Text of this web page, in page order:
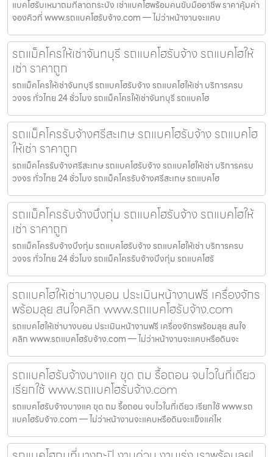
แบคโฮรับเหมาถมที่ลาดกระบัง เช่าแบคโฮพร้อมคนขับมืออาชีพ ราคาคุ้มค่า
จองคิวที่ www.รถแบคโฮรับจ้าง.com — ไม่ว่าหน้างานจะแคบ
รถแม็คโครให้เช่าจันทบุรี รถแบคโฮรับจ้าง รถแบคโฮให้
เช่า ราคาถูก
รถแม็คโครให้เช่าจันทบุรี รถแบคโฮรับจ้าง รถแบคโฮให้เช่า บริการครบ
วงจร ทั่วไทย 24 ชั่วโมง รถแม็คโครให้เช่าจันทบุรี รถแบคโฮ
รถแม็คโครรับจ้างศรีสะเกษ รถแบคโฮรับจ้าง รถแบคโฮ
ให้เช่า ราคาถูก
รถแม็คโครรับจ้างศรีสะเกษ รถแบคโฮรับจ้าง รถแบคโฮให้เช่า บริการครบ
วงจร ทั่วไทย 24 ชั่วโมง รถแม็คโครรับจ้างศรีสะเกษ รถแบคโฮ
รถแม็คโครรับจ้างบึงกุ่ม รถแบคโฮรับจ้าง รถแบคโฮให้
เช่า ราคาถูก
รถแม็คโครรับจ้างบึงกุ่ม รถแบคโฮรับจ้าง รถแบคโฮให้เช่า บริการครบ
วงจร ทั่วไทย 24 ชั่วโมง รถแม็คโครรับจ้างบึงกุ่ม รถแบคโฮรั
รถแบคโฮให้เช่าบางบอน ประเมินหน้างานฟรี เครื่องจักร
พร้อมลุย สนใจคลิก www.รถแบคโฮรับจ้าง.com
รถแบคโฮให้เช่าบางบอน ประเมินหน้างานฟรี เครื่องจักรพร้อมลุย สนใจ
คลิก www.รถแบคโฮรับจ้าง.com — ไม่ว่าหน้างานจะแคบหรือดินจะ
รถแบคโฮรับจ้างบางแค ขุด ถม รื้อถอน จบไวในที่เดียว
เรียกใช้ www.รถแบคโฮรับจ้าง.com
รถแบคโฮรับจ้างบางแค ขุด ถม รื้อถอน จบไวในที่เดียว เรียกใช้ www.รถ
แบคโฮรับจ้าง.com — ไม่ว่าหน้างานจะแคบหรือดินจะแข็งแค่ไห